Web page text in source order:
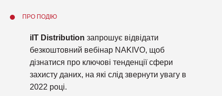
ПРО ПОДІЮ
iIT Distribution запрошує відвідати
безкоштовний вебінар NAKIVO, щоб
дізнатися про ключові тенденції сфери
захисту даних, на які слід звернути увагу в
2022 році.